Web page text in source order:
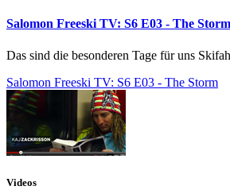
Salomon Freeski TV: S6 E03 - The Storm
Das sind die besonderen Tage für uns
Salomon Freeski TV: S6 E03 - The Storm
Videos